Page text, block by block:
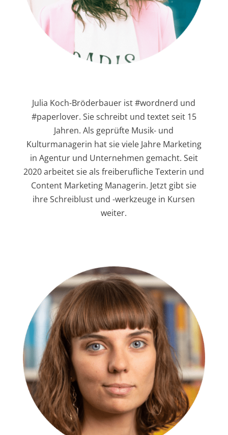
Julia Koch-Bröderbauer ist #wordnerd und
#paperlover. Sie schreibt und textet seit 15
Jahren. Als geprüfte Musik- und
Kulturmanagerin hat sie viele Jahre Marketing
in Agentur und Unternehmen gemacht. Seit
2020 arbeitet sie als freiberufliche Texterin und
Content Marketing Managerin. Jetzt gibt sie
ihre Schreiblust und -werkzeuge in Kursen
weiter.